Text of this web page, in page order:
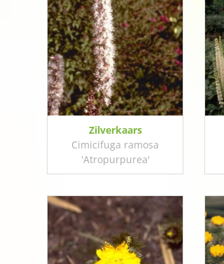
Zilverkaars
Cimicifuga ramosa
'Atropurpurea'